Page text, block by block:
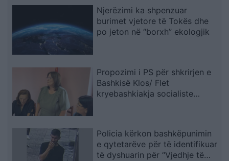
Njerëzimi ka shpenzuar
burimet vjetore të Tokës dhe
po jeton në “borxh” ekologjik
Propozimi i PS për shkrirjen e
Bashkisë Klos/ Flet
kryebashkiakja socialiste
janë kundër, unë jam me ta
(VIDEO)
Policia kërkon bashkëpunimin
e qytetarëve për të identifikuar
të dyshuarin për “Vjedhje të